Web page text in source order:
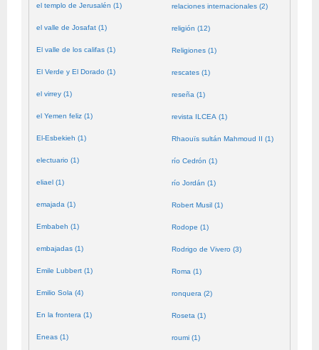
el templo de Jerusalén (1)
el valle de Josafat (1)
El valle de los califas (1)
El Verde y El Dorado (1)
el virrey (1)
el Yemen feliz (1)
El-Esbekieh (1)
electuario (1)
eliael (1)
emajada (1)
Embabeh (1)
embajadas (1)
Emile Lubbert (1)
Emilio Sola (4)
En la frontera (1)
Eneas (1)
relaciones internacionales (2)
religión (12)
Religiones (1)
rescates (1)
reseña (1)
revista ILCEA (1)
Rhaouïs sultán Mahmoud II (1)
río Cedrón (1)
río Jordán (1)
Robert Musil (1)
Rodope (1)
Rodrigo de Vivero (3)
Roma (1)
ronquera (2)
Roseta (1)
roumi (1)